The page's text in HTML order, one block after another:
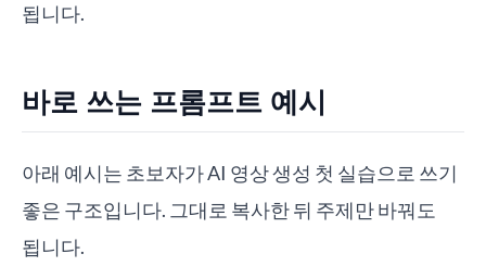
됩니다.
바로 쓰는 프롬프트 예시
아래 예시는 초보자가 AI 영상 생성 첫 실습으로 쓰기
좋은 구조입니다. 그대로 복사한 뒤 주제만 바꿔도
됩니다.